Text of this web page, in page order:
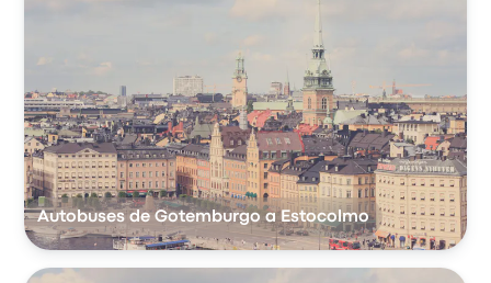
Autobuses de Gotemburgo a Estocolmo